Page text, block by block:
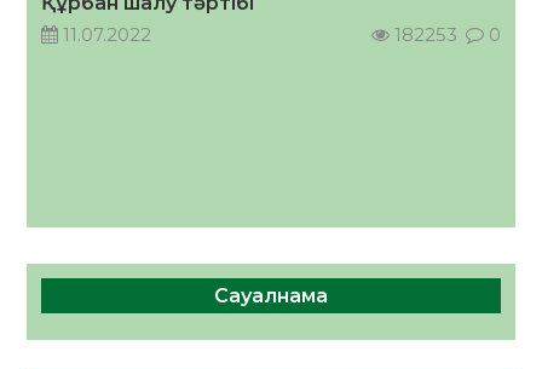
11.07.2022
182253 0
Сауалнама